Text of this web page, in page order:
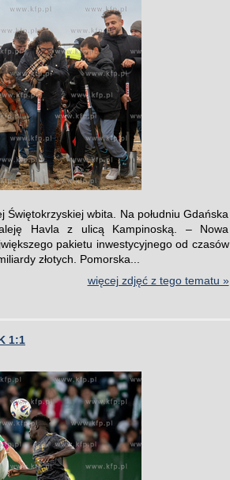
Świętokrzyskiej wbita. Na południu Gdańska
Havla z ulicą Kampinoską. – Nowa
pakietu inwestycyjnego od czasów
złotych. Pomorska...
więcej zdjęć z tego tematu »
1:1